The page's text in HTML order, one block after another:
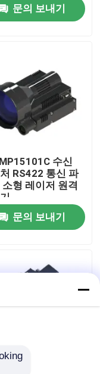
문의 보내기
수신
RS422 통신 파
소형 레이저 원격
문의 보내기